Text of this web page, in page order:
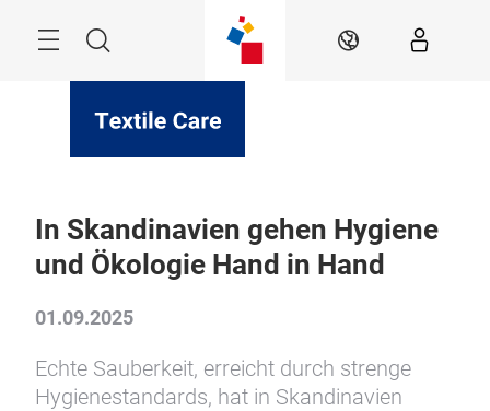
Suche DE
In Skandinavien gehen Hygiene
und Ökologie Hand in Hand
01.09.2025
Echte Sauberkeit, erreicht durch strenge
Hygienestandards, hat in Skandinavien